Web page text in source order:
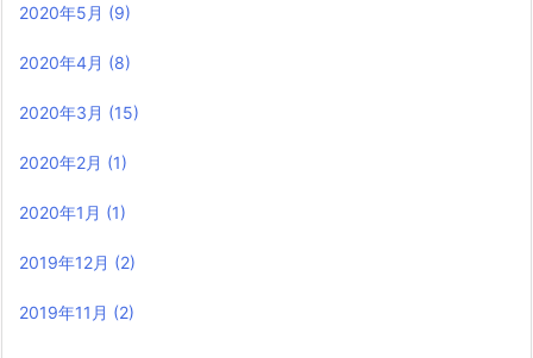
2020年5月 (9)
2020年4月 (8)
2020年3月 (15)
2020年2月 (1)
2020年1月 (1)
2019年12月 (2)
2019年11月 (2)